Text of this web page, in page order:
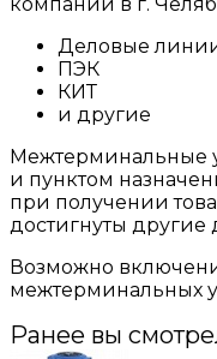
Деловые
ПЭК
КИТ
и другие
Межтерминальные
и пунктом
при получении
достигнуты другие
Возможно
межтерминальных
Ранее вы